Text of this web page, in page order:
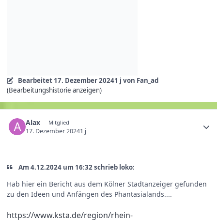
Bearbeitet 17. Dezember 20241 j von Fan_ad
(Bearbeitungshistorie anzeigen)
Alax Mitglied
17. Dezember 20241 j
Am 4.12.2024 um 16:32 schrieb loko:
Hab hier ein Bericht aus dem Kölner Stadtanzeiger gefunden
zu den Ideen und Anfängen des Phantasialands....
https://www.ksta.de/region/rhein-